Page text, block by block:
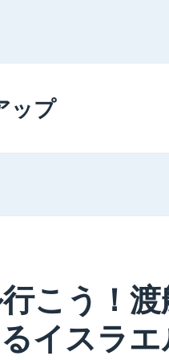
ップ
こう！
イスラ